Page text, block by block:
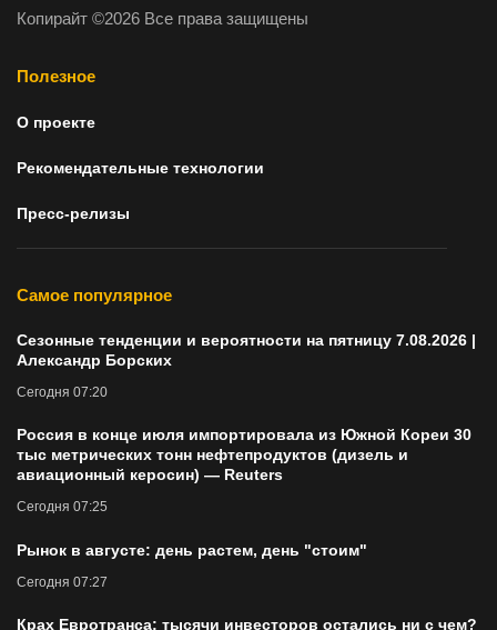
Копирайт ©2026 Все права защищены
Полезное
О проекте
Рекомендательные технологии
Пресс-релизы
Самое популярное
Сезонные тенденции и вероятности на пятницу 7.08.2026 |
Александр Борских
Сегодня 07:20
Россия в конце июля импортировала из Южной Кореи 30
тыс метрических тонн нефтепродуктов (дизель и
авиационный керосин) — Reuters
Сегодня 07:25
Рынок в августе: день растем, день "стоим"
Сегодня 07:27
Крах Евротранса: тысячи инвесторов остались ни с чем?